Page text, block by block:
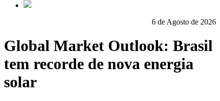
6 de Agosto de 2026
Global Market Outlook: Brasil
tem recorde de nova energia
solar